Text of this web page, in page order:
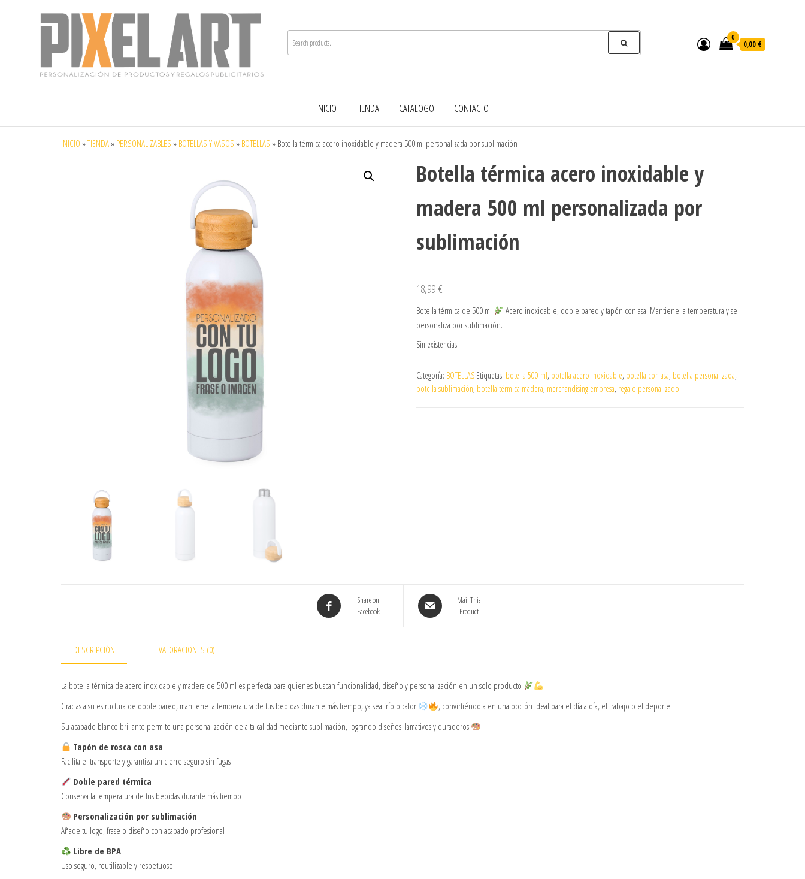
Pixelart
en móstoles
0
0,00 €
INICIO TIENDA CATALOGO CONTACTO
INICIO »TIENDA» PERSONALIZABLES » BOTELLAS Y VASOS » BOTELLAS » Botella térmica acero inoxidable y madera 500 ml personalizada por sublimación
Botella térmica acero inoxidable y
madera 500 ml personalizada por
sublimación
18,99 €
Botella térmica de 500 ml
Acero inoxidable, doble pared y tapón con asa. Mantiene la temperatura y se
personaliza por sublimación.
Sin existencias
Categoría: BOTELLAS Etiquetas: botella 500 ml, botella acero inoxidable, botella con asa, botella personalizada,
botella sublimación, botella térmica madera, merchandising empresa, regalo personalizado
Share on
Facebook
Mail This
Product
DESCRIPCIÓN VALORACIONES (0)
La botella térmica de acero inoxidable y madera de 500 ml es perfecta para quienes buscan funcionalidad, diseño y personalización en un solo producto
Gracias a su estructura de doble pared, mantiene la temperatura de tus bebidas durante más tiempo, ya sea frío o calor
, convirtiéndola en una opción ideal para el día a día, el trabajo o el deporte.
Su acabado blanco brillante permite una personalización de alta calidad mediante sublimación, logrando diseños llamativos y duraderos
Tapón de rosca con asa
Facilita el transporte y garantiza un cierre seguro sin fugas
Doble pared térmica
Conserva la temperatura de tus bebidas durante más tiempo
Personalización por sublimación
Añade tu logo, frase o diseño con acabado profesional
Libre de BPA
Uso seguro, reutilizable y respetuoso